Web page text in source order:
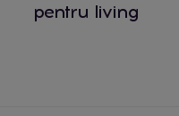
pentru living